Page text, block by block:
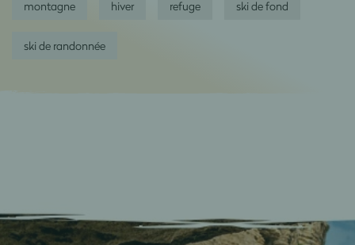
montagne hiver refuge ski de fond
ski de randonnée